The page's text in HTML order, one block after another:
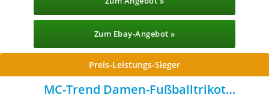
Zum Ebay-Angebot »
Preis-Leistungs-Sieger
MC-Trend Damen-Fußballtrikot